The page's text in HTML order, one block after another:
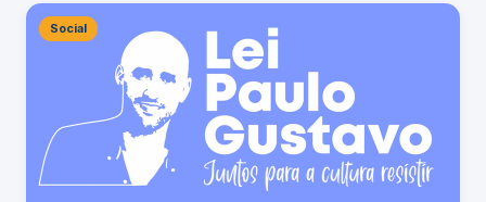
Social